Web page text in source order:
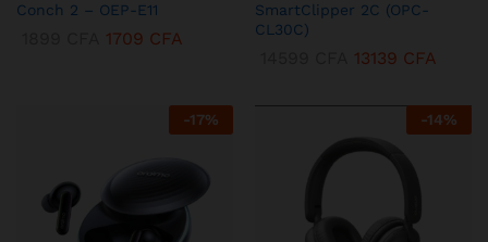
Conch 2 – OEP-E11
1709 CFA
SmartClipper 2C (OPC-
CL30C)
13139 CFA
-17% -14%